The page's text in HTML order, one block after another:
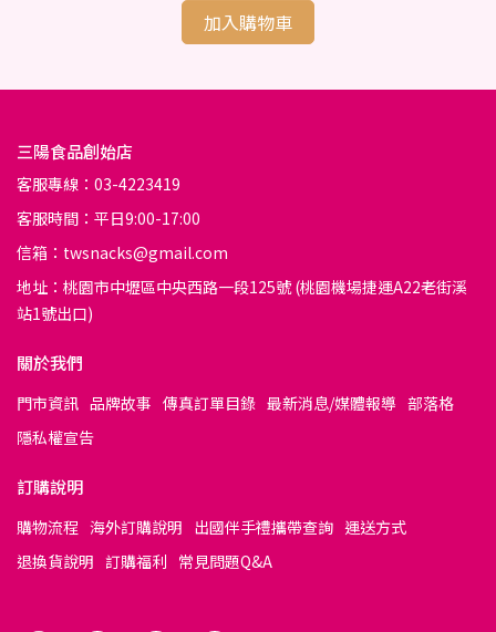
加入購物車
三陽食品創始店
客服專線：03-4223419
客服時間：平日9:00-17:00
信箱：twsnacks@gmail.com
地址：桃園市中壢區中央西路一段125號 (桃園機場捷運A22老街溪
站1號出口)
關於我們
門市資訊 品牌故事 傳真訂單目錄 最新消息/媒體報導 部落格
隱私權宣告
訂購說明
購物流程 海外訂購說明 出國伴手禮攜帶查詢 運送方式
退換貨說明 訂購福利 常見問題Q&A